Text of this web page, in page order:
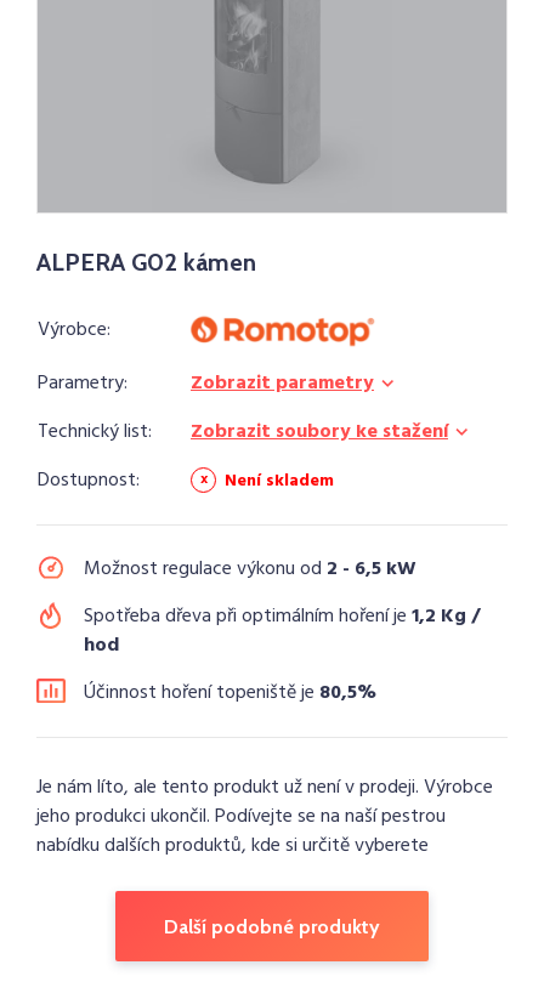
ALPERA G02 kámen
Výrobce:
Parametry:
Zobrazit parametry
Technický list:
Zobrazit soubory ke stažení
Dostupnost:
Není skladem
Možnost regulace výkonu od 2 - 6,5 kW
Spotřeba dřeva při optimálním hoření je1,2 Kg /
hod
Účinnost hoření topeniště je 80,5%
Je nám líto, ale tento produkt už není v prodeji. Výrobce
jeho produkci ukončil. Podívejte se na naší pestrou
nabídku dalších produktů, kde si určitě vyberete
Další podobné produkty